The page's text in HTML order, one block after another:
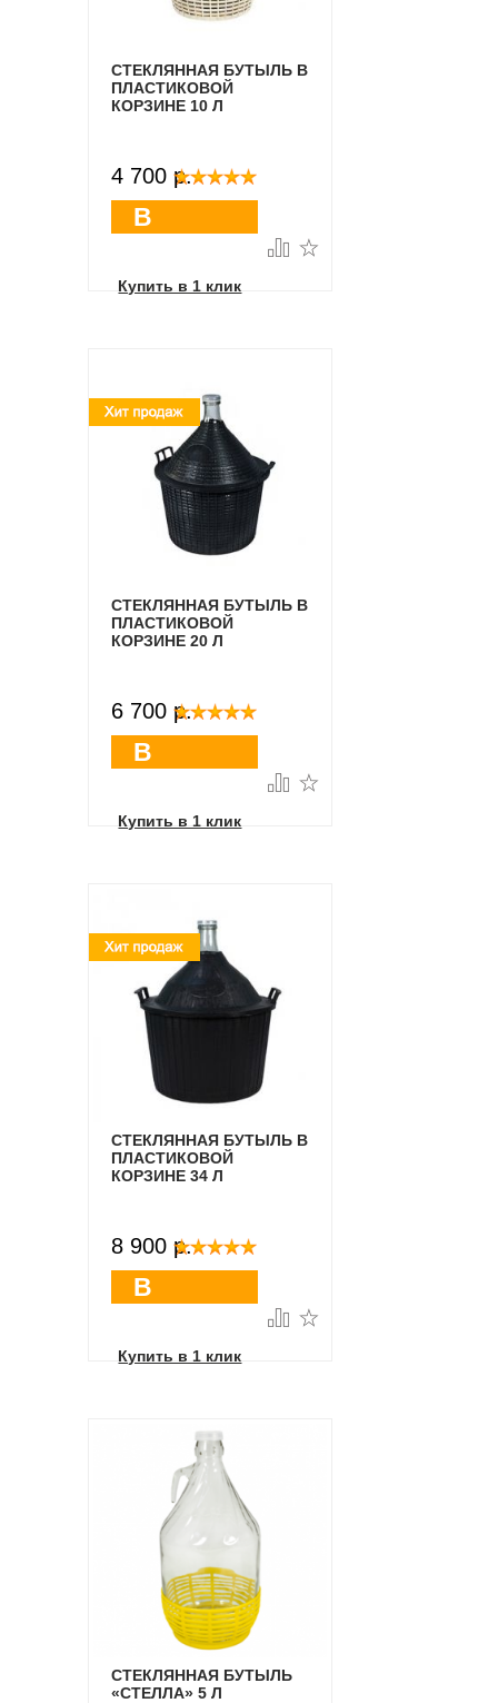
СТЕКЛЯННАЯ БУТЫЛЬ В
ПЛАСТИКОВОЙ
КОРЗИНЕ 10 Л
4 700 p.
В
Купить в 1 клик
СТЕКЛЯННАЯ БУТЫЛЬ В
ПЛАСТИКОВОЙ
КОРЗИНЕ 20 Л
6 700 p.
В
Купить в 1 клик
СТЕКЛЯННАЯ БУТЫЛЬ В
ПЛАСТИКОВОЙ
КОРЗИНЕ 34 Л
8 900 p.
В
Купить в 1 клик
СТЕКЛЯННАЯ БУТЫЛЬ
«СТЕЛЛА» 5 Л